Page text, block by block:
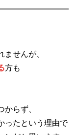
ませんが、
方も
らず、
ったという理由で